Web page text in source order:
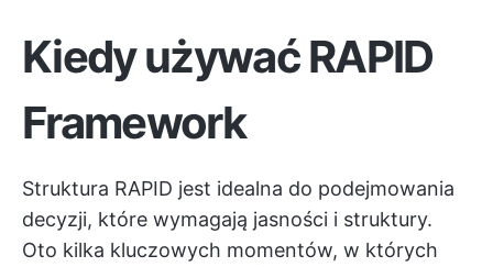
Kiedy używać RAPID
Framework
Struktura RAPID jest idealna do podejmowania
decyzji, które wymagają jasności i struktury.
Oto kilka kluczowych momentów, w których